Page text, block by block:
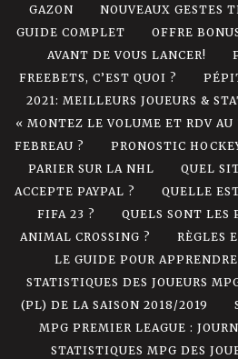
GAZON
NOUVEAUX GESTES
GUIDE COMPLET
OFFRE
AVANT DE VOUS LANCER!
FREEBETS, C’EST QUOI ?
2021: MEILLEURS JOUEURS &
« MONTEZ LE VOLUME ET RDV AU
FEBREAU ?
PRONOSTIC
PARIER SUR LA NHL
QUEL
ACCEPTE PAYPAL ?
QUELLE
FIFA 23 ?
QUELS SONT LES
ANIMAL CROSSING ?
RÈGLES
LE GUIDE POUR
STATISTIQUES DES JOUEURS
(PL) DE LA SAISON 2018/2019
MPG PREMIER LEAGUE :
STATISTIQUES MPG DES